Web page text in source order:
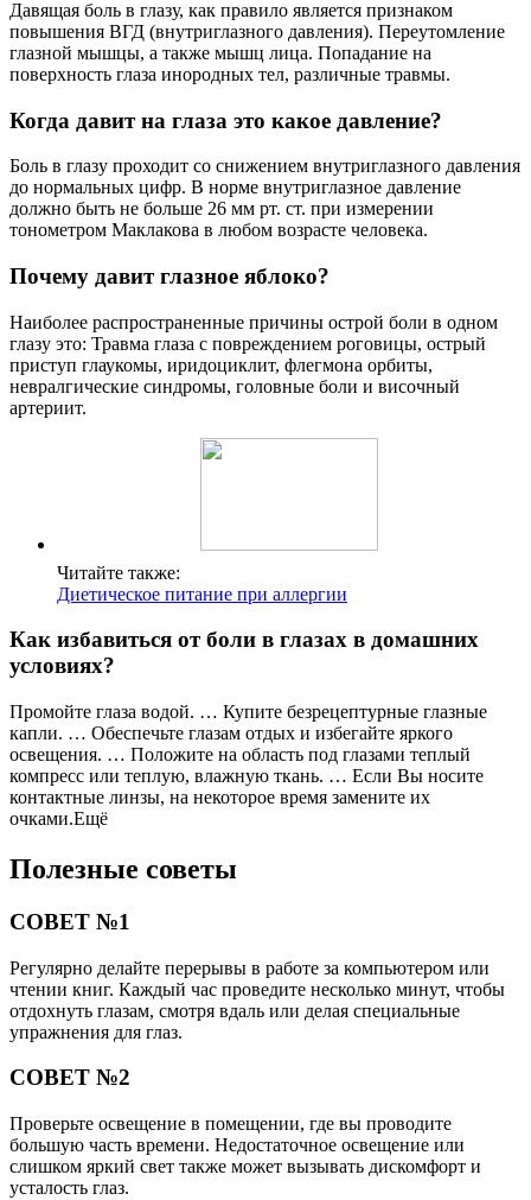
Давящая боль в глазу, как правило является признаком
повышения ВГД (внутриглазного давления). Переутомление
глазной мышцы, а также мышц лица. Попадание на
поверхность глаза инородных тел, различные травмы.
Когда давит на глаза это какое давление?
Боль в глазу проходит со снижением внутриглазного давления
до нормальных цифр. В норме внутриглазное давление
должно быть не больше 26 мм рт. ст. при измерении
тонометром Маклакова в любом возрасте человека.
Почему давит глазное яблоко?
Наиболее распространенные причины острой боли в одном
глазу это: Травма глаза с повреждением роговицы, острый
приступ глаукомы, иридоциклит, флегмона орбиты,
невралгические синдромы, головные боли и височный
артериит.
Читайте также:
Диетическое питание при аллергии
Как избавиться от боли в глазах в домашних
условиях?
Промойте глаза водой. … Купите безрецептурные глазные
капли. … Обеспечьте глазам отдых и избегайте яркого
освещения. … Положите на область под глазами теплый
компресс или теплую, влажную ткань. … Если Вы носите
контактные линзы, на некоторое время замените их
очками.Ещё
Полезные советы
СОВЕТ №1
Регулярно делайте перерывы в работе за компьютером или
чтении книг. Каждый час проведите несколько минут, чтобы
отдохнуть глазам, смотря вдаль или делая специальные
упражнения для глаз.
СОВЕТ №2
Проверьте освещение в помещении, где вы проводите
большую часть времени. Недостаточное освещение или
слишком яркий свет также может вызывать дискомфорт и
усталость глаз.